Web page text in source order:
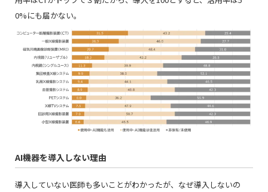
0%にも届かない。
AI機器を導入しない理由
導入していない医師も多いことがわかったが、なぜ導入しないの